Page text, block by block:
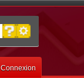
Rechercher
Recherche avancée
Connexion